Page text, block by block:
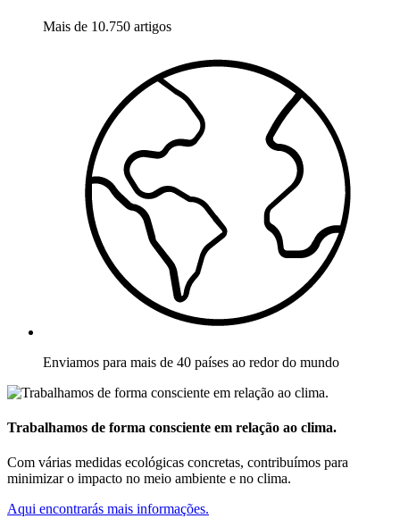
Mais de 10.750 artigos
Enviamos para mais de 40 países ao redor do mundo
Trabalhamos de forma consciente em relação ao clima.
Com várias medidas ecológicas concretas, contribuímos para
minimizar o impacto no meio ambiente e no clima.
Aqui encontrarás mais informações.